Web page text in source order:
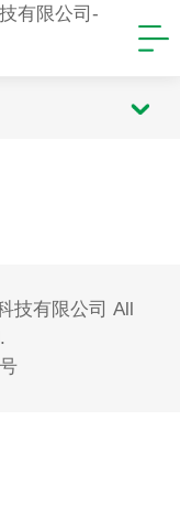
技有限公司 All